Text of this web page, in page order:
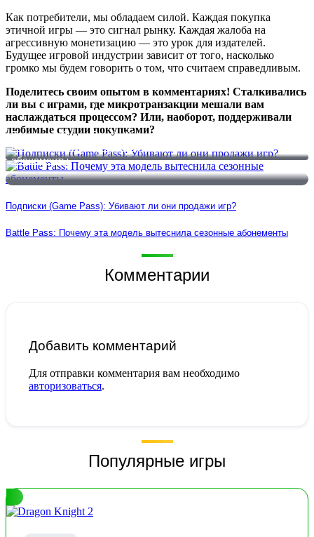
Как потребители, мы обладаем силой. Каждая покупка
этичной игры — это сигнал рынку. Каждая жалоба на
агрессивную монетизацию — это урок для издателей.
Будущее игровой индустрии зависит от того, насколько
громко мы будем говорить о том, что считаем справедливым.
Поделитесь своим опытом в комментариях! Сталкивались
ли вы с играми, где микротранзакции мешали вам
наслаждаться процессом? Или, наоборот, поддерживали
любимые студии покупками?
Подписки (Game Pass): Убивают ли они продажи игр?
Battle Pass: Почему эта модель вытеснила сезонные
абонементы
Подписки (Game Pass): Убивают ли они продажи игр?
Battle Pass: Почему эта модель вытеснила сезонные абонементы
Комментарии
Добавить комментарий
Для отправки комментария вам необходимо
авторизоваться.
Популярные игры